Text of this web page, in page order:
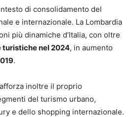
di consolidamento del
e internazionale. La Lombardia
più dinamiche d’Italia, con oltre
turistiche nel 2024, in aumento
.
inoltre il proprio
del turismo urbano,
e dello shopping internazionale.